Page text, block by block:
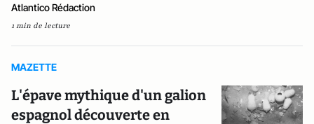
Atlantico Rédaction
1 min de lecture
MAZETTE
L'épave mythique d'un galion
espagnol découverte en